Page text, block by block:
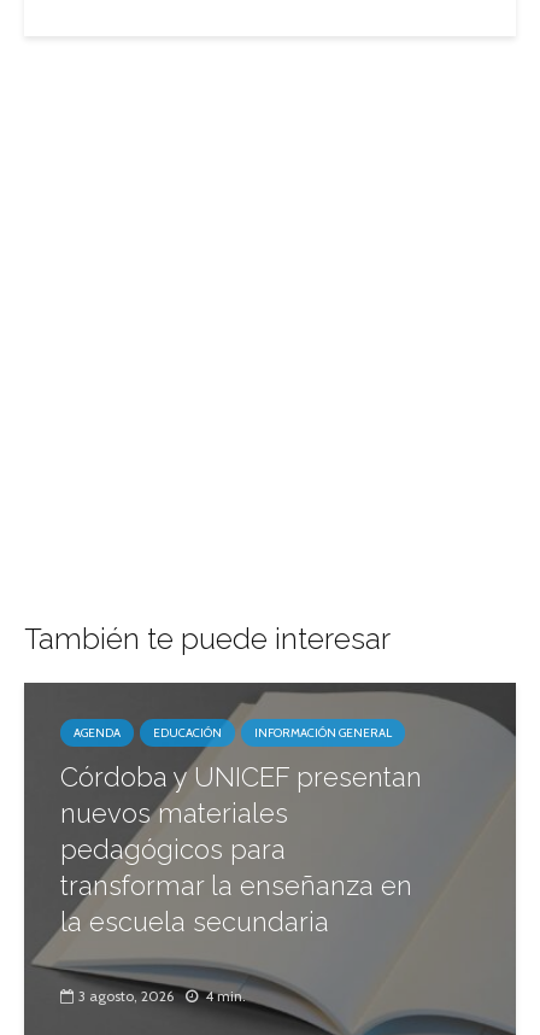
También te puede interesar
AGENDA EDUCACIÓN INFORMACIÓN GENERAL
Córdoba y UNICEF presentan
nuevos materiales
pedagógicos para
transformar la enseñanza en
la escuela secundaria
3 agosto, 2026 4 min.